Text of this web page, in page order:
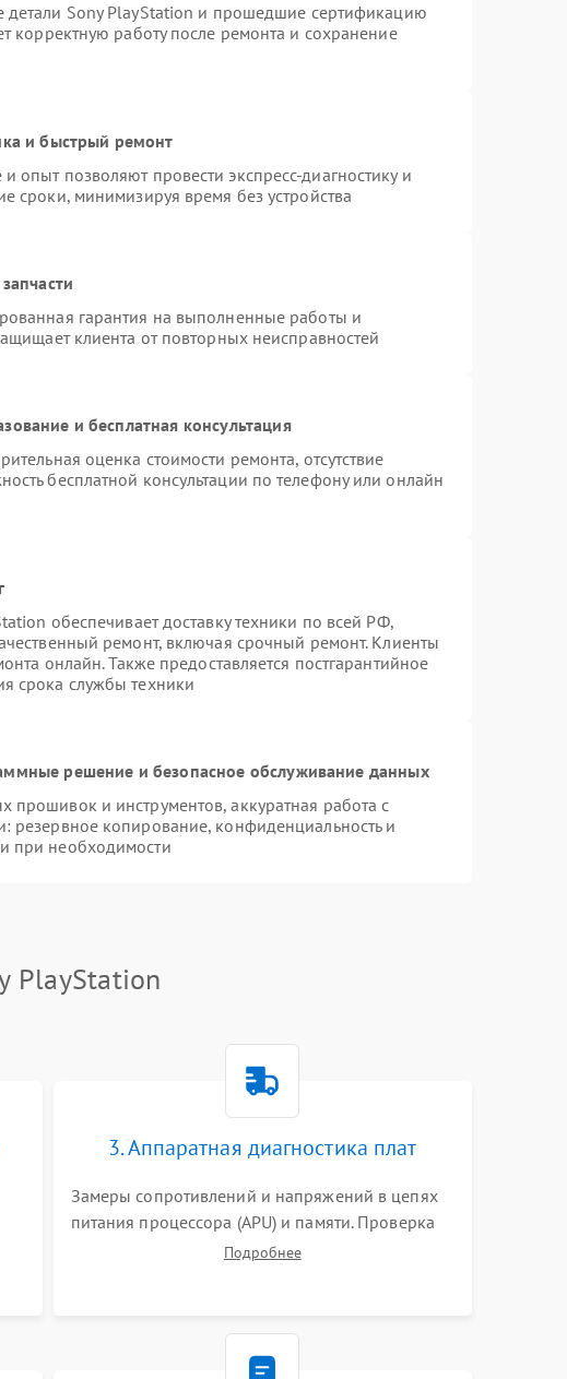
детали Sony PlayStation и прошедшие сертификацию
корректную работу после ремонта и сохранение
и быстрый ремонт
опыт позволяют провести экспресс-диагностику и
сроки, минимизируя время без устройства
гарантия на выполненные работы и
клиента от повторных неисправностей
и бесплатная консультация
оценка стоимости ремонта, отсутствие
бесплатной консультации по телефону или онлайн
обеспечивает доставку техники по всей РФ,
ремонт, включая срочный ремонт. Клиенты
онлайн. Также предоставляется постгарантийное
срока службы техники
решение и безопасное обслуживание данных
прошивок и инструментов, аккуратная работа с
резервное копирование, конфиденциальность и
при необходимости
PlayStation
3. Аппаратная диагностика плат
Замеры сопротивлений и напряжений в цепях
питания процессора (APU) и памяти. Проверка
HDMI-контроллера, микросхем флеш-памяти и
Подробнее